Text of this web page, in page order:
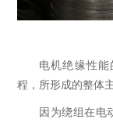
电机绝缘性
程，所形成的整体
因为绕组在电